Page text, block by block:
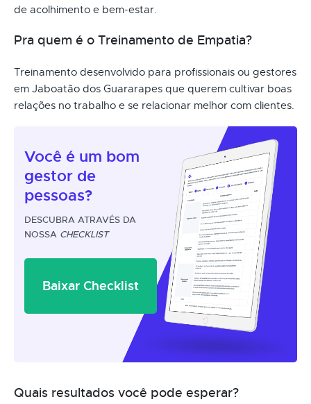
de acolhimento e bem-estar.
Pra quem é o Treinamento de Empatia?
Treinamento desenvolvido para profissionais ou gestores
em Jaboatão dos Guararapes que querem cultivar boas
relações no trabalho e se relacionar melhor com clientes.
Você é um bom
gestor de
pessoas?
DESCUBRA ATRAVÉS DA
NOSSA CHECKLIST
Baixar Checklist
Quais resultados você pode esperar?